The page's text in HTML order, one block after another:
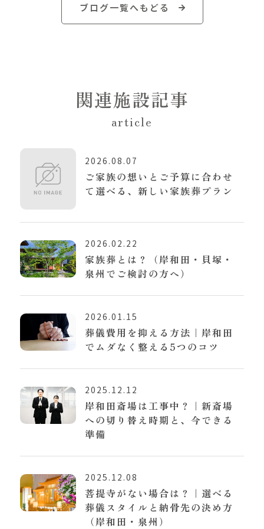
ブログ一覧へもどる
関連施設記事
article
2026.08.07
ご家族の想いとご予算に合わせ
て選べる、新しい家族葬プラン
2026.02.22
家族葬とは？（岸和田・貝塚・
泉州でご検討の方へ）
2026.01.15
葬儀費用を抑える方法｜岸和田
でムダなく整える5つのコツ
2025.12.12
岸和田斎場は工事中？｜新斎場
への切り替え時期と、今できる
準備
2025.12.08
菩提寺がない場合は？｜選べる
葬儀スタイルと納骨先の決め方
（岸和田・泉州）